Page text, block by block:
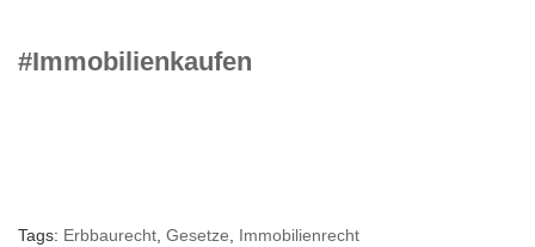
#Immobilienkaufen
Tags: Erbbaurecht, Gesetze, Immobilienrecht